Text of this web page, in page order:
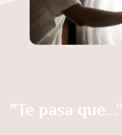
"Te pasa que...”